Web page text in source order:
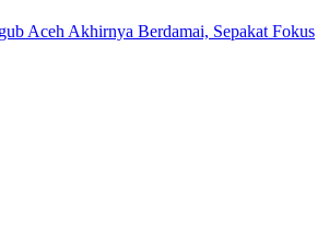
Aceh Akhirnya Berdamai, Sepakat Fokus